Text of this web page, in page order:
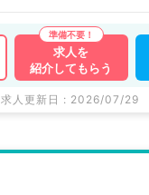
求人を
紹介してもらう
求人更新日 : 2026/07/29